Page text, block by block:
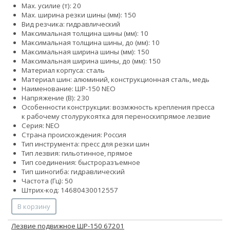
Max. усилие (т): 20
Max. ширина резки шины (мм): 150
Вид резчика: гидравлический
Максимальная толщина шины (мм): 10
Максимальная толщина шины, до (мм): 10
Максимальная ширина шины (мм): 150
Максимальная ширина шины, до (мм): 150
Материал корпуса: сталь
Материал шин: алюминий, конструкционная сталь, медь
Наименование: ШР-150 NEO
Напряжение (В): 230
Особенности конструкции: возмжность крепления пресса
к рабочему столурукоятка для переноскипрямое лезвие
Серия: NEO
Страна происхождения: Россия
Тип инструмента: пресс для резки шин
Тип лезвия: гильотинное, прямое
Тип соединения: быстроразъемное
Тип шиногиба: гидравлический
Частота (Гц): 50
Штрих-код: 14680430012557
В корзину
Лезвие подвижное ШР-150 67201